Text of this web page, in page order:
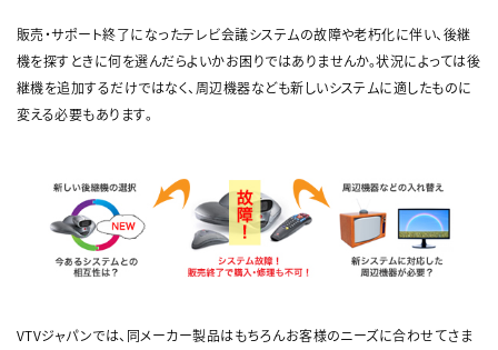
販売・サポート終了になったテレビ会議システムの故障や老朽化に伴い、後継
機を探すときに何を選んだらよいかお困りではありませんか。状況によっては後
継機を追加するだけではなく、周辺機器なども新しいシステムに適したものに
変える必要もあります。
VTVジャパンでは、同メーカー製品はもちろんお客様のニーズに合わせてさま